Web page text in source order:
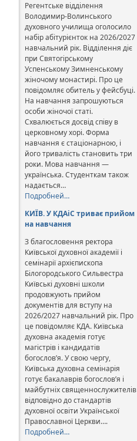
Регентське відділення
Володимир-Волинського
духовного училища оголосило
набір абітурієнток на 2026/2027
навчальний рік. Відділення діє
при Святогірському
Успенському Зимненському
жіночому монастирі. Про це
повідомляє обитель у фейсбуці.
На навчання запрошуються
особи жіночої статі.
Схвалюється досвід співу в
церковному хорі. Форма
навчання є стаціонарною, і
його тривалість становить три
роки. Мова навчання —
українська. Студенткам також
надається…
Подробней…
КИЇВ. У КДАіС триває прийом
на навчання
З благословення ректора
Київської духовної академії і
семінарії архієпископа
Білогородського Сильвестра
Київські духовні школи
продовжують прийом
документів для вступу на
2026/2027 навчальний рік. Про
це повідомляє КДА. Київська
духовна академія готує
магістрів і кандидатів
богослов’я. У свою чергу,
Київська духовна семінарія
готує бакалаврів богослов’я і
майбутніх священнослужителів
відповідно до стандартів
духовної освіти Української
Православної Церкви….
Подробней…